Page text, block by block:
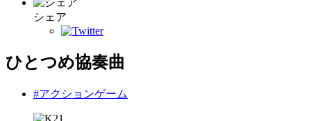
シェア
ひとつめ協奏曲
#アクションゲーム